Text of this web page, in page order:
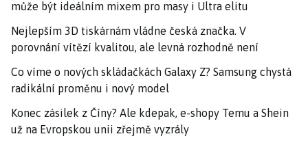
může být ideálním mixem pro masy i Ultra elitu
Nejlepším 3D tiskárnám vládne česká značka. V
porovnání vítězí kvalitou, ale levná rozhodně není
Co víme o nových skládačkách Galaxy Z? Samsung chystá
radikální proměnu i nový model
Konec zásilek z Číny? Ale kdepak, e-shopy Temu a Shein
už na Evropskou unii zřejmě vyzrály